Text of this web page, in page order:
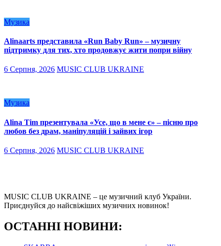
Музика
Alinaarts представила «Run Baby Run» – музичну
підтримку для тих, хто продовжує жити попри війну
6 Серпня, 2026 MUSIC CLUB UKRAINE
Музика
Alina Tim презентувала «Усе, що в мене є» – пісню про
любов без драм, маніпуляцій і зайвих ігор
6 Серпня, 2026 MUSIC CLUB UKRAINE
MUSIC CLUB UKRAINE – це музичний клуб України.
Приєднуйся до найсвіжіших музичних новинок!
ОСТАННІ НОВИНИ: